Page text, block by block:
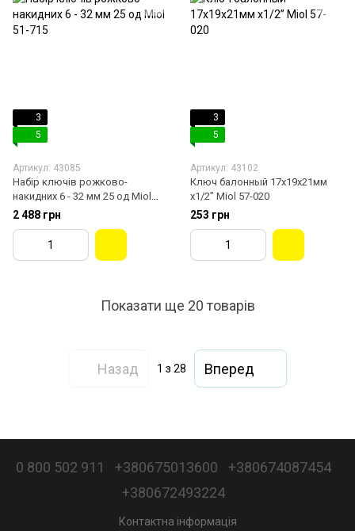
3
5
Артикул: 43085
Набір ключів рожково-
накидних 6 - 32 мм 25 од Miol
51-715
2 488 грн
3
5
Артикул: 43102
Ключ балонный 17х19х21мм
х1/2” Miol 57-020
253 грн
Показати ще 20 товарів
Назад 1 з 28 Вперед
0 800 502 911 +380675013600
+380674087454
+380672493224
Контактна інформація